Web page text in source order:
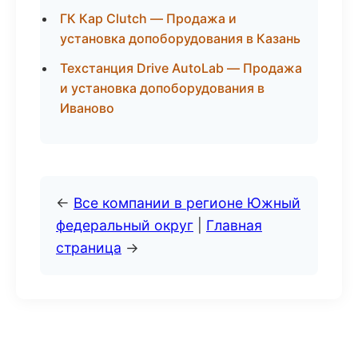
ГК Кар Clutch — Продажа и
установка допоборудования в Казань
Техстанция Drive AutoLab — Продажа
и установка допоборудования в
Иваново
← Все компании в регионе Южный
федеральный округ
Главная
страница →